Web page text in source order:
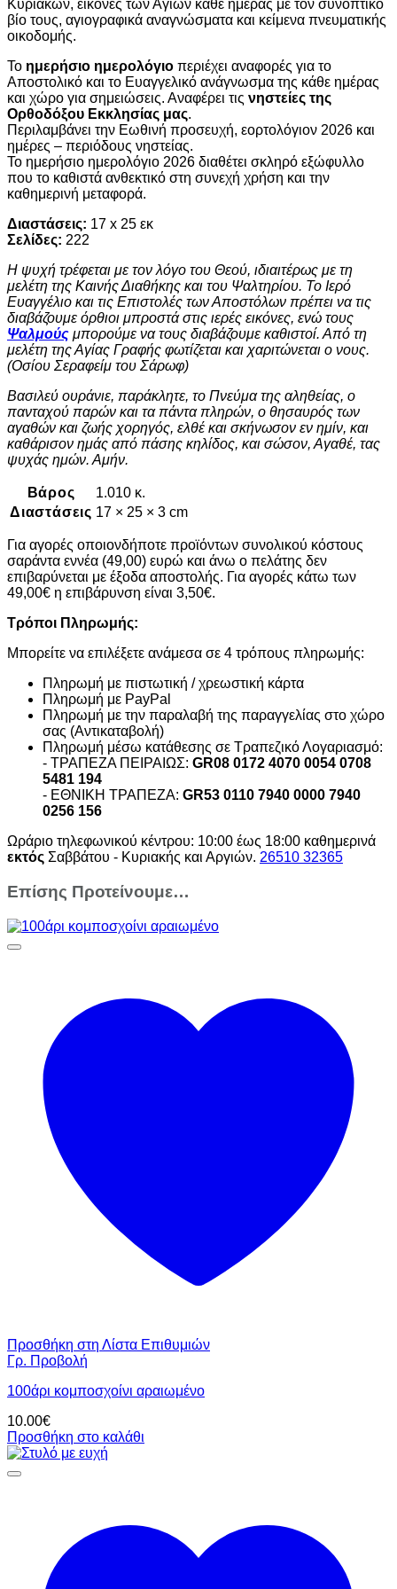
Κυριακών, εικόνες των Αγίων κάθε ημέρας με τον συνοπτικό
βίο τους, αγιογραφικά αναγνώσματα και κείμενα πνευματικής
οικοδομής.
Το ημερήσιο ημερολόγιο περιέχει αναφορές για το
Αποστολικό και το Ευαγγελικό ανάγνωσμα της κάθε ημέρας
και χώρο για σημειώσεις. Αναφέρει τις νηστείες της
Ορθοδόξου Εκκλησίας μας.
Περιλαμβάνει την Εωθινή προσευχή, εορτολόγιον 2026 και
ημέρες – περιόδους νηστείας.
Το ημερήσιο ημερολόγιο 2026 διαθέτει σκληρό εξώφυλλο
που το καθιστά ανθεκτικό στη συνεχή χρήση και την
καθημερινή μεταφορά.
Διαστάσεις: 17 x 25 εκ
Σελίδες: 222
Η ψυχή τρέφεται με τον λόγο του Θεού, ιδιαιτέρως με τη
μελέτη της Καινής Διαθήκης και του Ψαλτηρίου. Το Ιερό
Ευαγγέλιο και τις Επιστολές των Αποστόλων πρέπει να τις
διαβάζουμε όρθιοι μπροστά στις ιερές εικόνες, ενώ τους
Ψαλμούς μπορούμε να τους διαβάζουμε καθιστοί. Από τη
μελέτη της Αγίας Γραφής φωτίζεται και χαριτώνεται ο νους.
(Οσίου Σεραφείμ του Σάρωφ)
Βασιλεύ ουράνιε, παράκλητε, το Πνεύμα της αληθείας, ο
πανταχού παρών και τα πάντα πληρών, ο θησαυρός των
αγαθών και ζωής χορηγός, ελθέ και σκήνωσον εν ημίν, και
καθάρισον ημάς από πάσης κηλίδος, και σώσον, Αγαθέ, τας
ψυχάς ημών. Αμήν.
Βάρος
1.010 κ.
Διαστάσεις 17 × 25 × 3 cm
Για αγορές οποιονδήποτε προϊόντων συνολικού κόστους
σαράντα εννέα (49,00) ευρώ και άνω ο πελάτης δεν
επιβαρύνεται με έξοδα αποστολής. Για αγορές κάτω των
49,00€ η επιβάρυνση είναι 3,50€.
Τρόποι Πληρωμής:
Μπορείτε να επιλέξετε ανάμεσα σε 4 τρόπους πληρωμής:
Πληρωμή με πιστωτική / χρεωστική κάρτα
Πληρωμή με PayPal
Πληρωμή με την παραλαβή της παραγγελίας στο χώρο
σας (Αντικαταβολή)
Πληρωμή μέσω κατάθεσης σε Τραπεζικό Λογαριασμό:
- ΤΡΑΠΕΖΑ ΠΕΙΡΑΙΩΣ: GR08 0172 4070 0054 0708
5481 194
- ΕΘΝΙΚΗ ΤΡΑΠΕΖΑ: GR53 0110 7940 0000 7940
0256 156
Ωράριο τηλεφωνικού κέντρου: 10:00 έως 18:00 καθημερινά
εκτός Σαββάτου - Κυριακής και Αργιών. 26510 32365
Επίσης Προτείνουμε…
Προσθήκη στη Λίστα Επιθυμιών
Γρ. Προβολή
100άρι κομποσχοίνι αραιωμένο
10.00€
Προσθήκη στο καλάθι